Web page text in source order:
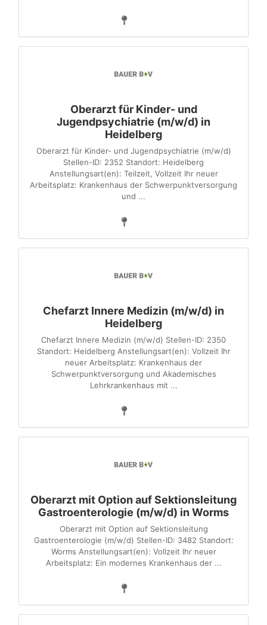
Oberarzt für Kinder- und
Jugendpsychiatrie (m/w/d) in
Heidelberg
Oberarzt für Kinder- und Jugendpsychiatrie (m/w/d)
Stellen-ID: 2352 Standort: Heidelberg
Anstellungsart(en): Teilzeit, Vollzeit Ihr neuer
Arbeitsplatz: Krankenhaus der Schwerpunktversorgung
und ...
Chefarzt Innere Medizin (m/w/d) in
Heidelberg
Chefarzt Innere Medizin (m/w/d) Stellen-ID: 2350
Standort: Heidelberg Anstellungsart(en): Vollzeit Ihr
neuer Arbeitsplatz: Krankenhaus der
Schwerpunktversorgung und Akademisches
Lehrkrankenhaus mit ...
Oberarzt mit Option auf Sektionsleitung
Gastroenterologie (m/w/d) in Worms
Oberarzt mit Option auf Sektionsleitung
Gastroenterologie (m/w/d) Stellen-ID: 3482 Standort:
Worms Anstellungsart(en): Vollzeit Ihr neuer
Arbeitsplatz: Ein modernes Krankenhaus der ...